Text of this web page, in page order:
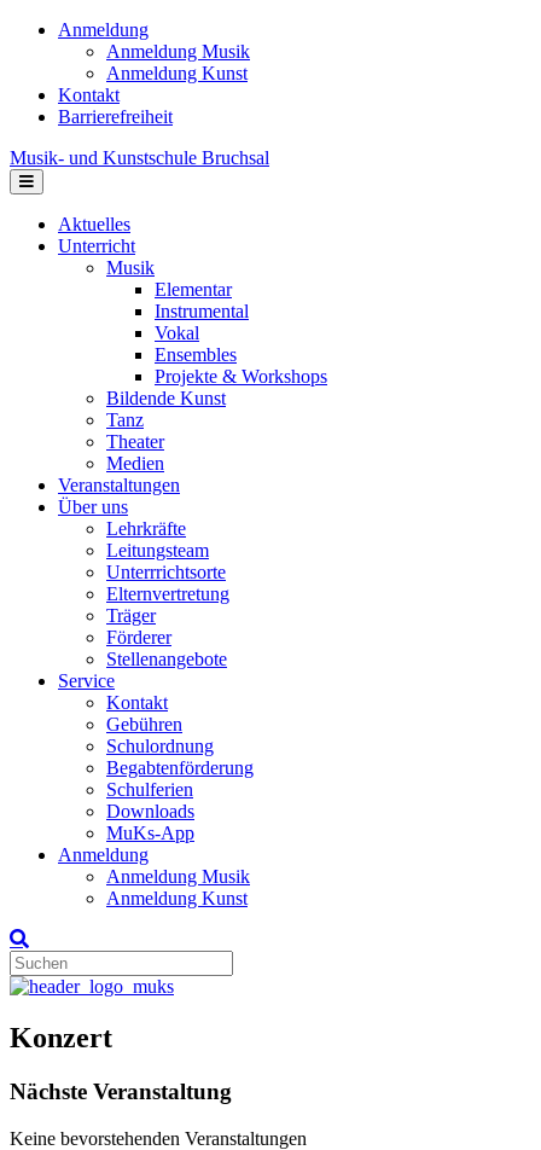
Anmeldung
Anmeldung Musik
Anmeldung Kunst
Kontakt
Barrierefreiheit
Musik- und Kunstschule Bruchsal
Navigation
Aktuelles
Unterricht
Musik
Elementar
Instrumental
Vokal
Ensembles
Projekte & Workshops
Bildende Kunst
Tanz
Theater
Medien
Veranstaltungen
Über uns
Lehrkräfte
Leitungsteam
Unterrrichtsorte
Elternvertretung
Träger
Förderer
Stellenangebote
Service
Kontakt
Gebühren
Schulordnung
Begabtenförderung
Schulferien
Downloads
MuKs-App
Anmeldung
Anmeldung Musik
Anmeldung Kunst
Konzert
Nächste Veranstaltung
Keine bevorstehenden Veranstaltungen